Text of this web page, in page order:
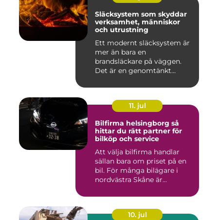
Släcksystem som skyddar
verksamhet, människor
och utrustning
Ett modernt släcksystem är
mer än bara en
brandsläckare på väggen.
Det är en genomtänkt
11. jul
Bilfirma helsingborg så
hittar du rätt partner för
bilköp och service
Att välja bilfirma handlar
sällan bara om priset på en
bil. För många bilägare i
nordvästra Skåne är...
10. jul